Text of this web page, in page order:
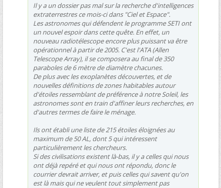
Il y a un dossier pas mal sur la recherche d'intelligences
extraterrestres ce mois-ci dans "Ciel et Espace".
Les astronomes qui défendent le programme SETI ont
un nouvel espoir dans cette quête. En effet, un
nouveau radiotélescope encore plus puissant va être
opérationnel à partir de 2005. C'est l'ATA (Allen
Telescope Array), il se composera au final de 350
paraboles de 6 mètre de diamètre chacunes.
De plus avec les exoplanètes découvertes, et de
nouvelles définitions de zones habitables autour
d'étoiles ressemblant de préférence à notre Soleil, les
astronomes sont en train d'affiner leurs recherches, en
d'autres termes de faire le ménage.
Ils ont établi une liste de 215 étoiles éloignées au
maximum de 50 AL, dont 5 qui intéressent
particulièrement les chercheurs.
Si des civilisations existent là-bas, il y a celles qui nous
ont déjà repéré et qui nous ont répondu, donc le
courrier devrait arriver, et puis celles qui savent qu'on
est là mais qui ne veulent tout simplement pas